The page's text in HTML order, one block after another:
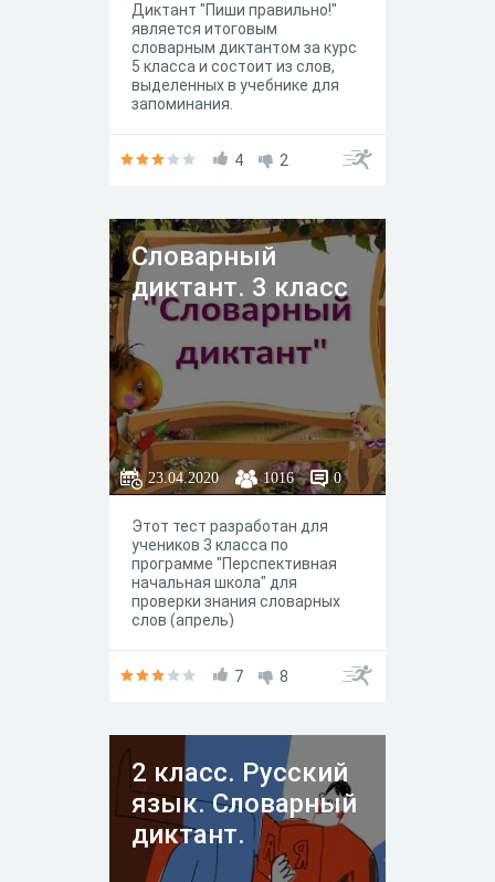
Диктант "Пиши правильно!"
является итоговым
словарным диктантом за курс
5 класса и состоит из слов,
выделенных в учебнике для
запоминания.
4 2
Словарный
диктант. 3 класс
23.04.2020 1016 0
Этот тест разработан для
учеников 3 класса по
программе "Перспективная
начальная школа" для
проверки знания словарных
слов (апрель)
7 8
2 класс. Русский
язык. Словарный
диктант.